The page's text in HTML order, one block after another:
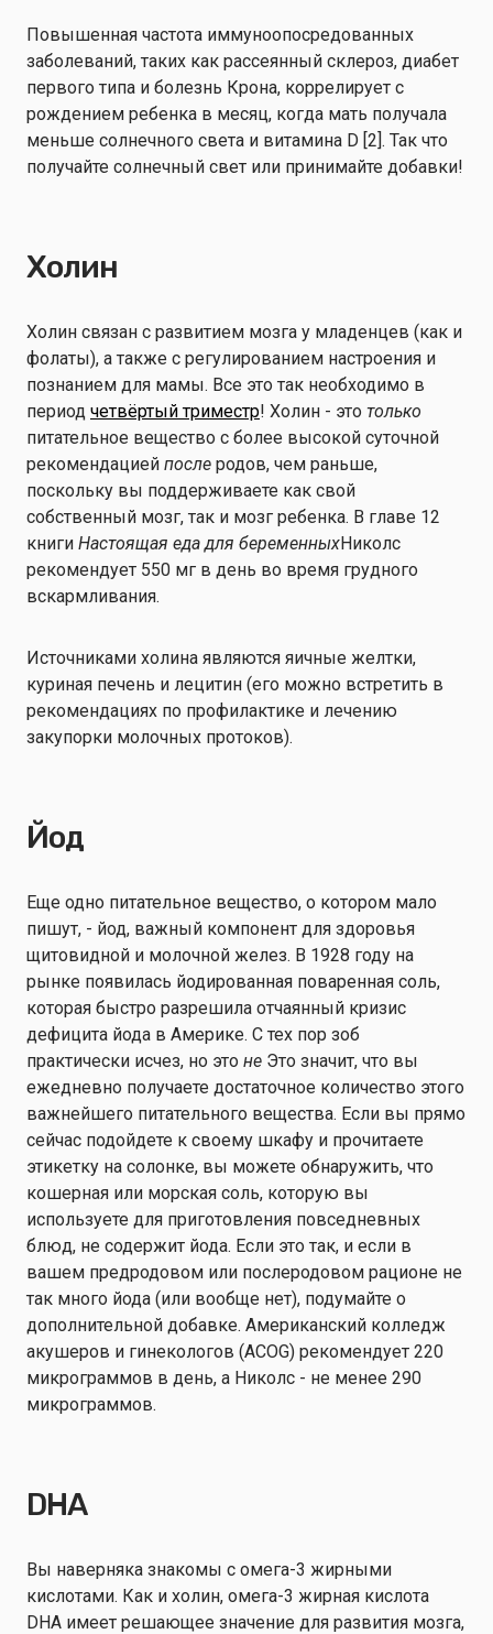
Повышенная частота иммуноопосредованных
заболеваний, таких как рассеянный склероз, диабет
первого типа и болезнь Крона, коррелирует с
рождением ребенка в месяц, когда мать получала
меньше солнечного света и витамина D [2]. Так что
получайте солнечный свет или принимайте добавки!
Холин
Холин связан с развитием мозга у младенцев (как и
фолаты), а также с регулированием настроения и
познанием для мамы. Все это так необходимо в
период четвёртый триместр! Холин - это только
питательное вещество с более высокой суточной
рекомендацией после родов, чем раньше,
поскольку вы поддерживаете как свой
собственный мозг, так и мозг ребенка. В главе 12
книги Настоящая еда для беременныхНиколс
рекомендует 550 мг в день во время грудного
вскармливания.
Источниками холина являются яичные желтки,
куриная печень и лецитин (его можно встретить в
рекомендациях по профилактике и лечению
закупорки молочных протоков).
Йод
Еще одно питательное вещество, о котором мало
пишут, - йод, важный компонент для здоровья
щитовидной и молочной желез. В 1928 году на
рынке появилась йодированная поваренная соль,
которая быстро разрешила отчаянный кризис
дефицита йода в Америке. С тех пор зоб
практически исчез, но это не Это значит, что вы
ежедневно получаете достаточное количество этого
важнейшего питательного вещества. Если вы прямо
сейчас подойдете к своему шкафу и прочитаете
этикетку на солонке, вы можете обнаружить, что
кошерная или морская соль, которую вы
используете для приготовления повседневных
блюд, не содержит йода. Если это так, и если в
вашем предродовом или послеродовом рационе не
так много йода (или вообще нет), подумайте о
дополнительной добавке. Американский колледж
акушеров и гинекологов (ACOG) рекомендует 220
микрограммов в день, а Николс - не менее 290
микрограммов.
DHA
Вы наверняка знакомы с омега-3 жирными
кислотами. Как и холин, омега-3 жирная кислота
DHA имеет решающее значение для развития мозга,